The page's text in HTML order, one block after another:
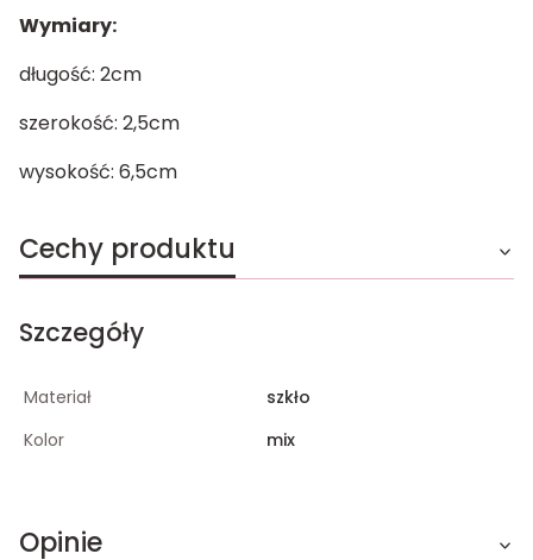
Wymiary:
długość: 2cm
szerokość: 2,5cm
wysokość: 6,5cm
Cechy produktu
Szczegóły
Materiał
szkło
Kolor
mix
Opinie